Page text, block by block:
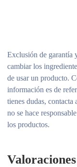
Exclusión de garantía
cambiar los
de usar un producto.
información es de
tienes dudas,
no se hace
los productos.
Valoraciones